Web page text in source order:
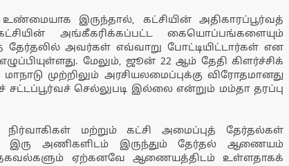
உண்மையாக இருந்தால், கட்சியின் அதிகாரப்பூர்வத்
அங்கீகரிக்கப்பட்ட கையொப்பங்களையும்
தேர்தலில் அவர்கள் எவ்வாறு போட்டியிட்டார்கள் என
மேலும், ஜூன் 22 ஆம் தேதி கிளர்ச்சிக்
மாநாடு முற்றிலும் அரசியலமைப்புக்கு விரோதமானது
சட்டப்பூர்வச் செல்லுபடி இல்லை என்றும் மம்தா தரப்பு
மற்றும் கட்சி அமைப்புத் தேர்தல்கள்
அணிகளிடம் இருந்தும் தேர்தல் ஆணையம்
தகவல்களும் ஏற்கனவே ஆணையத்திடம் உள்ளதாகக்